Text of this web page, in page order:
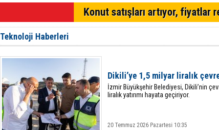
SOCAR
Trafiği
Alto,
Chp
Aliağa-
Konut satışları artıyor, fiyatlar
Teknoloji Haberleri
Dikili’ye 1,5 milyar liralık çevre
İzmir Büyükşehir Belediyesi, Dikili’nin
liralık yatırımı hayata geçiriyor.
20 Temmuz 2026 Pazartesi 10:35